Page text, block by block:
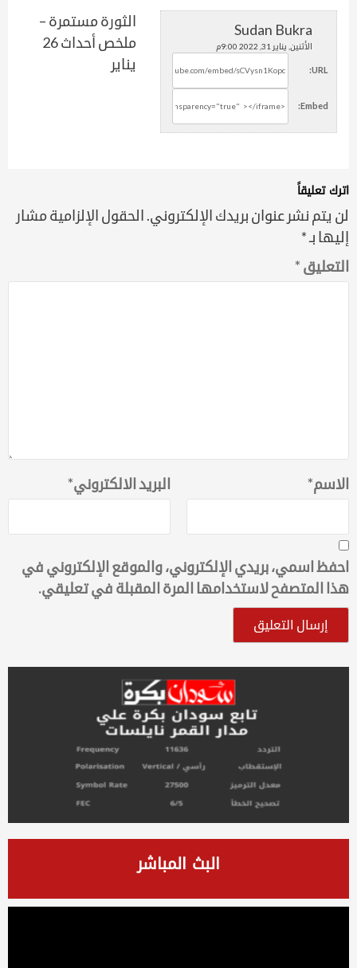
Sudan Bukra
الأثنين, يناير 31, 2022 9:00م
URL:
Embed:
الثورة مستمرة –
ملخص أحداث 26
يناير
اترك تعليقاً
لن يتم نشر عنوان بريدك الإلكتروني. الحقول الإلزامية مشار
إليها بـ*
التعليق *
الاسم* البريد الالكتروني*
احفظ اسمي، بريدي الإلكتروني، والموقع الإلكتروني في
هذا المتصفح لاستخدامها المرة المقبلة في تعليقي.
البث المباشر